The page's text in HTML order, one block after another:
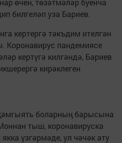
өчен, төзәтмәләр буенча
билгеләп уза Бариев.
кертергә тәкъдим ителгән
Коронавирус пандемиясе
кертүгә килгәндә, Бариев
кирәклеген
боларның барысына
тыш, коронавируска
үзгәрмәде, ул чәчәк ату